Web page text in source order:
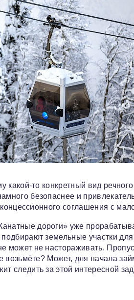
какой-то конкретный вид
безопаснее и
соглашения с
дороги» уже
земельные участки для
может не настораживать.
возьмёте? Может, для начала
следить за этой интересной